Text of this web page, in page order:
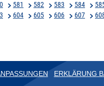
581 582 583 584
604 605 606 607
ERKLÄRUNG